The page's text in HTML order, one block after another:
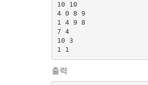
10 10
4 0 8 9
1 4 9 8
7 4
10 3
출력